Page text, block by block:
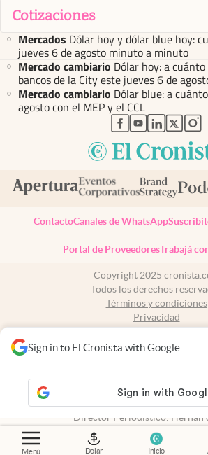
Menú Dolar Inicio
Sign in to El Cronista with Google
Cotizaciones
Mercados Dólar hoy y dólar blue hoy:
jueves 6 de agosto minuto a minuto
Mercado cambiario Dólar hoy: a
bancos de la City este jueves 6 de
Mercado cambiario Dólar blue: a
agosto con el MEP y el CCL
abre en nueva
abre enabre en
abre
ContactoCanales de WhatsApp
Portal de ProveedoresTrabajá
Copyright 2025
Todos los derechos
Términos y condiciones
Privacidad
Tel: +54 11 7078-3270
propiedad intelectual: 56576959
Director Periodístico: Hernán